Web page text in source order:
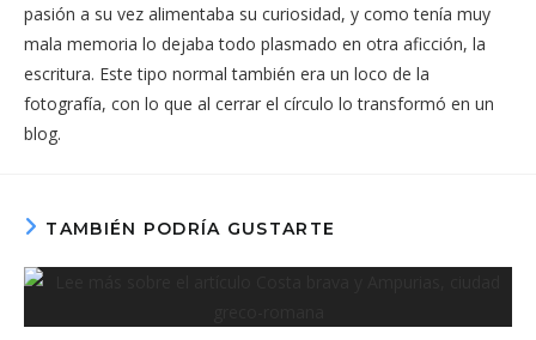
pasión a su vez alimentaba su curiosidad, y como tenía muy
mala memoria lo dejaba todo plasmado en otra aficción, la
escritura. Este tipo normal también era un loco de la
fotografía, con lo que al cerrar el círculo lo transformó en un
blog.
TAMBIÉN PODRÍA GUSTARTE